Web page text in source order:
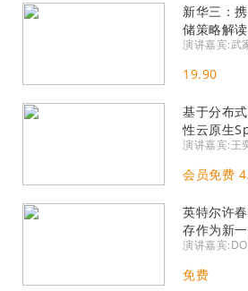
新华三：
储策略解读
演讲嘉宾:武
19.90
基于分布
性云原生
演讲嘉宾:王
会员免费
英特尔许
存作为新
如何实现
展性和高性
演讲嘉宾
免费